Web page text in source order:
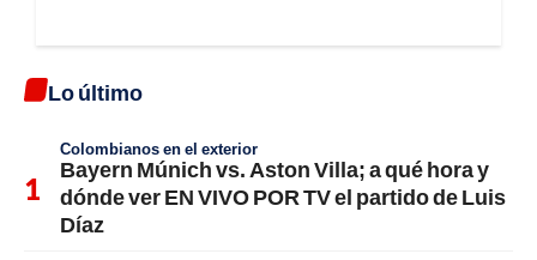
Lo último
Colombianos en el exterior
Bayern Múnich vs. Aston Villa; a qué hora y
dónde ver EN VIVO POR TV el partido de Luis
Díaz